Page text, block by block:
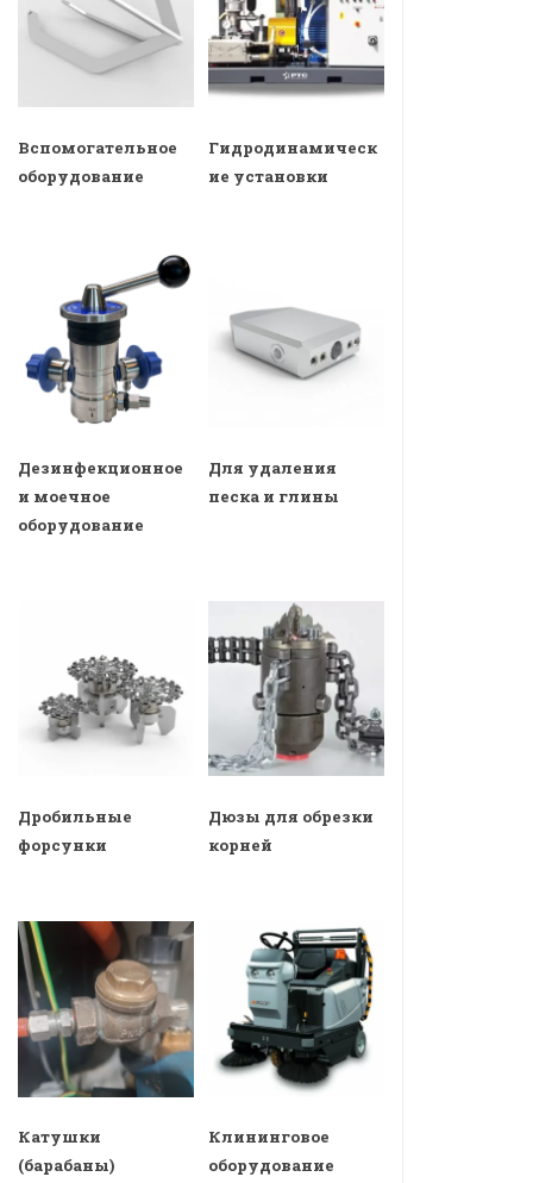
Вспомогательное
оборудование
Гидродинамическ
ие установки
Дезинфекционное
и моечное
оборудование
Для удаления
песка и глины
Дробильные
форсунки
Дюзы для обрезки
корней
Катушки
(барабаны)
Клининговое
оборудование